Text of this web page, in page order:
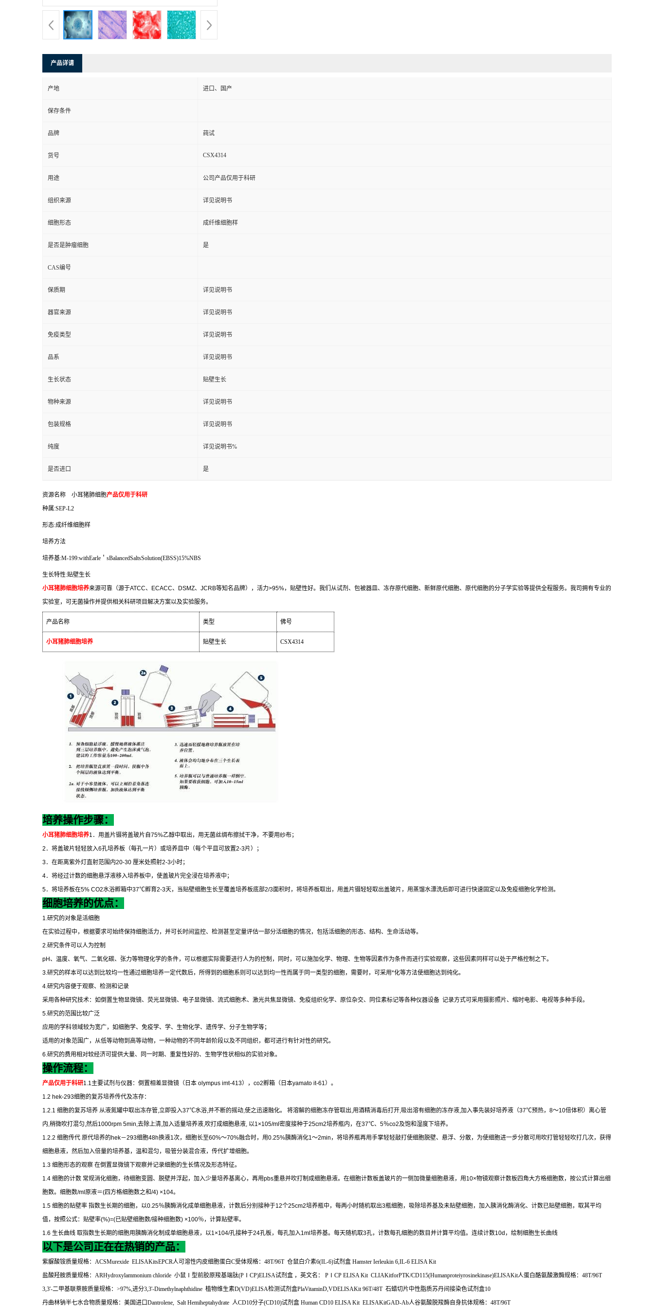
产品详请
产地 进口、国产
保存条件
品牌 莼试
货号 CSX4314
用途 公司产品仅用于科研
组织来源 详见说明书
细胞形态 成纤维细胞样
是否是肿瘤细胞 是
CAS编号
保质期 详见说明书
器官来源 详见说明书
免疫类型 详见说明书
品系 详见说明书
生长状态 贴壁生长
物种来源 详见说明书
包装规格 详见说明书
纯度 详见说明书%
是否进口 是
资源名称 小耳猪肺细胞产品仅用于科研
种属:SEP-L2
形态:成纤维细胞样
培养方法
培养基:M-199:withEarle ＇ sBalancedSaltsSolution(EBSS)15%NBS
生长特性:贴壁生长
小耳猪肺细胞培养来源可靠（源于ATCC、 ECACC、 DSMZ、 JCRB等知名品牌），活力>95%，贴壁性好。我们从试剂、包被器皿、冻存原代细胞、新鲜原代细胞、原代细胞的分子学实验等提供全程服务。我司拥有专业的
实验室，可无菌操作并提供相关科研项目解决方案以及实验服务。
产品名称 类型 佛号
小耳猪肺细胞培养 贴壁生长 CSX4314
培养操作步骤：
小耳猪肺细胞培养1 ．用盖片镊将盖玻片自75%乙醇中取出，用无菌丝绸布擦拭干净，不要用纱布；
2 ．将盖玻片轻轻放入6孔培养板（每孔一片）或培养皿中（每个平皿可放置2-3片）；
3．在距离紫外灯直射范围内20-30 厘米处照射2-3小时；
4．将经过计数的细胞悬浮液移入培养板中，使盖玻片完全浸在培养液中；
5．将培养板在5% CO2水浴孵箱中37℃孵育2-3天，当贴壁细胞生长至覆盖培养板底部2/3面积时，将培养板取出，用盖片镊轻轻取出盖玻片，用蒸馏水漂洗后即可进行快速固定以及免疫细胞化学检测。
细胞培养的优点：
1. 研究的对象是活细胞
在实验过程中，根据要求可始终保持细胞活力，并可长时间监控、检测甚至定量评估一部分活细胞的情况，包括活细胞的形态、结构、生命活动等。
2. 研究条件可以人为控制
pH、温度、氧气、二氧化碳、张力等物理化学的条件，可以根据实际需要进行人为的控制，同时，可以施加化学、物理、生物等因素作为条件而进行实验观察，这些因素同样可以处于严格控制之下。
3. 研究的样本可以达到比较均一性通过细胞培养一定代数后，所得到的细胞系则可以达到均一性而属于同一类型的细胞，需要时，可采用*化等方法使细胞达到纯化。
4. 研究内容便于观察、检测和记录
采用各种研究技术：如倒置生物显微镜、荧光显微镜、电子显微镜、流式细胞术、激光共焦显微镜、免疫组织化学、原位杂交、同位素标记等各种仪器设备 记录方式可采用摄影照片、缩时电影、电视等多种手段。
5. 研究的范围比较广泛
应用的学科领域较为宽广，如细胞学、免疫学、学、生物化学、遗传学、分子生物学等；
适用的对象范围广，从低等动物到高等动物，一种动物的不同年龄阶段以及不同组织，都可进行有针对性的研究。
6. 研究的费用相对较经济可提供大量、同一时期、重复性好的、生物学性状相似的实验对象。
操作流程：
产品仅用于科研1.1 主要试剂与仪器：倒置相差显微镜（日本 olympus imt-413）， co2孵箱（日本yamato it-61 ）。
1.2 hek-293细胞的复苏培养传代及冻存：
1.2.1 细胞的复苏培养 从液氮罐中取出冻存管 立即投入37℃水浴 并不断的摇动 使之迅速融化。 将溶解的细胞冻存管取出 用酒精消毒后打开 吸出溶有细胞的冻存液 加入事先装好培养液（37℃预热， 8～10倍体积）离心管
内 稍微吹打混匀 然后1000rpm 5min, 去除上清 加入适量培养液 吹打成细胞悬液 以1×105/ml密度接种于25cm2培养瓶内，在37℃、 5％co2及饱和湿度下培养。
1.2.2 细胞传代 原代培养的hek－293细胞48h换液1 次，细胞长至60%～70%融合时，用0.25%胰酶消化1 ～2min ，将培养瓶再用手掌轻轻敲打使细胞脱壁、悬浮、分散，为使细胞进一步分散可用吹打管轻轻吹打几次，获得
细胞悬液，然后加入倍量的培养基，温和混匀，吸管分装混合液，传代扩增细胞。
1.3 细胞形态的观察 在倒置显微镜下观察并记录细胞的生长情况及形态特征。
1.4 细胞的计数 常规消化细胞，待细胞变圆、脱壁并浮起，加入少量培养基离心，再用pbs重悬并吹打制成细胞悬液。在细胞计数板盖玻片的一侧加微量细胞悬液，用 10×物镜观察计数板四角大方格细胞数，按公式计算出细
胞数。细胞数/ml原液＝(四方格细胞数之和/4) ×104。
1.5 细胞的贴壁率 指数生长期的细胞，以0.25％胰酶消化成单细胞悬液，计数后分别接种于12个25cm2培养瓶中，每两小时随机取出3瓶细胞，吸除培养基及未贴壁细胞，加入胰消化酶消化、计数已贴壁细胞，取其平均
值，按照公式：贴壁率(%)=(已贴壁细胞数/接种细胞数) ×100％，计算贴壁率。
1.6 生长曲线 取指数生长期的细胞用胰酶消化制成单细胞悬液，以1×104/孔接种于24孔板，每孔加入1ml培养基。每天随机取3孔，计数每孔细胞的数目并计算平均值。连续计数10d ，绘制细胞生长曲线
以下是公司正在在热销的产品：
紫脲酸铵质量规格： ACSMurexide ELISAKitsEPCR人可溶性内皮细胞蛋白C受体规格： 48T/96T 仓鼠白介素6(IL-6)试剂盒 Hamster Ierleukin 6,IL-6 ELISA Kit
盐酸羟胺质量规格： ARHydroxylammonium chloride 小鼠Ⅰ型前胶原羧基端肽(P Ⅰ CP)ELISA试剂盒 ，英文名： P Ⅰ CP ELISA Kit CLIAKitforPTK/CD115(Humanproteiyrosinekinase)ELISAKit人蛋白酪氨酸激酶规格： 48T/96T
3,3'-二甲基联萘胺质量规格： >97%, 进分3,3'-Dimethylnaphthidine 植物维生素D(VD)ELISA检测试剂盒PlaVitaminD,VDELISAKit 96T/48T 石蜡切片中性脂质苏丹间接染色试剂盒10
丹曲林钠半七水合物质量规格：美国进口Dantrolene, Salt Hemiheptahydrate 人CD10分子(CD10)试剂盒 Human CD10 ELISA Kit ELISAKitGAD-Ab人谷氨酸脱羧酶自身抗体规格： 48T/96T